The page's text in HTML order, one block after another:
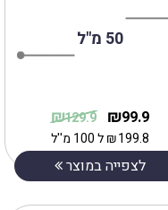
50 מ"ל
99.9
₪
129.9
₪
199.8
₪ל 100 מ''ל
לצפייה במוצר